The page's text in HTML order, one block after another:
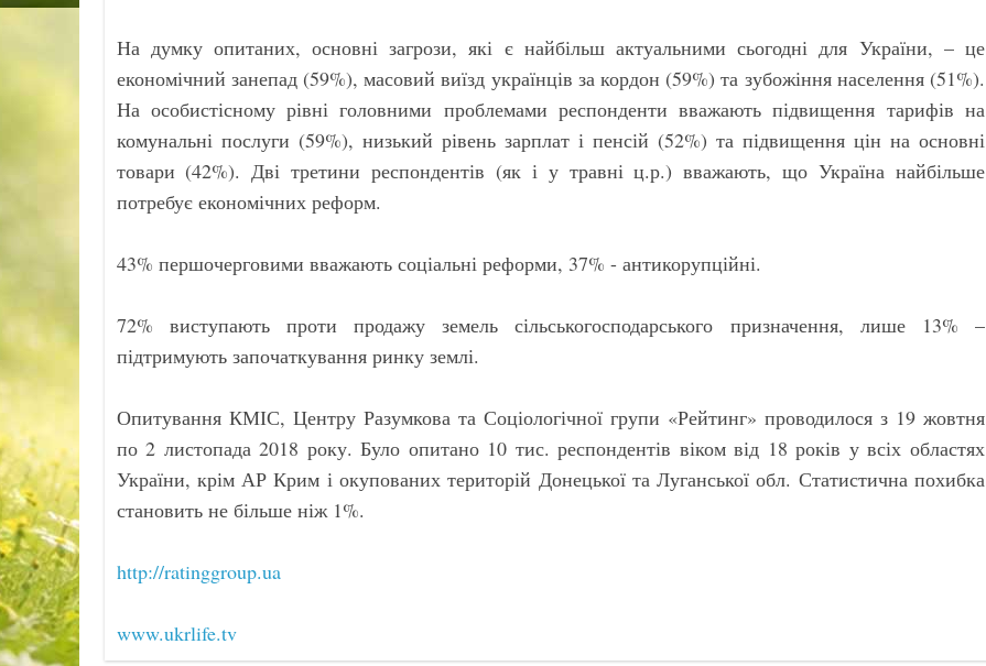
На думку опитаних, основні загрози, які є найбільш актуальними сьогодні для України, – це
економічний занепад (59%), масовий виїзд українців за кордон (59%) та зубожіння населення (51%).
На особистісному рівні головними проблемами респонденти вважають підвищення тарифів на
комунальні послуги (59%), низький рівень зарплат і пенсій (52%) та підвищення цін на основні
товари (42%). Дві третини респондентів (як і у травні ц.р.) вважають, що Україна найбільше
потребує економічних реформ.
43% першочерговими вважають соціальні реформи, 37% - антикорупційні.
72% виступають проти продажу земель сільськогосподарського призначення, лише 13% –
підтримують започаткування ринку землі.
Опитування КМІС, Центру Разумкова та Соціологічної групи «Рейтинг» проводилося з 19 жовтня
по 2 листопада 2018 року. Було опитано 10 тис. респондентів віком від 18 років у всіх областях
України, крім АР Крим і окупованих територій Донецької та Луганської обл. Статистична похибка
становить не більше ніж 1%.
http://ratinggroup.ua
www.ukrlife.tv